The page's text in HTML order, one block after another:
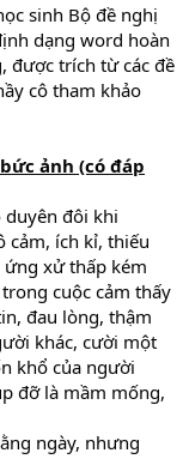
sinh Bộ đề nghị
dạng word hoàn
được trích từ các đề
cô tham khảo
ảnh (có đáp
duyên đôi khi
cảm, ích kỉ, thiếu
xử thấp kém
cuộc cảm thấy
đau lòng, thậm
khác, cười một
khổ của người
đỡ là mầm mống,
ngày, nhưng